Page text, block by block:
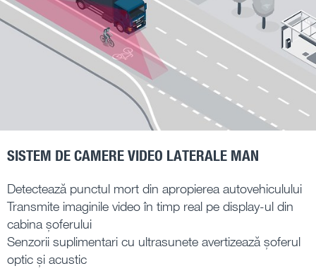
SISTEM DE CAMERE VIDEO LATERALE MAN
Detectează punctul mort din apropierea autovehiculului
Transmite imaginile video în timp real pe display-ul din
cabina șoferului
Senzorii suplimentari cu ultrasunete avertizează șoferul
optic și acustic